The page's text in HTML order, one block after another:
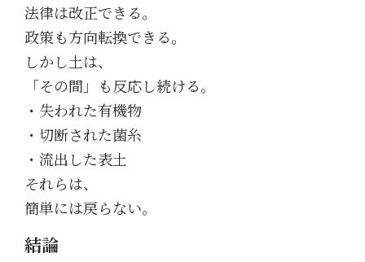
法律は改正できる。
政策も方向転換できる。
しかし土は、
「その間」も反応し続ける。
・失われた有機物
・切断された菌糸
・流出した表土
それらは、
簡単には戻らない。
結論